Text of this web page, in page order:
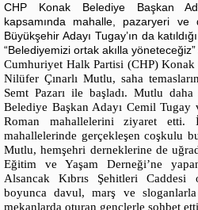
CHP Konak Belediye Başkan
kapsamında mahalle, pazaryeri ve
Büyükşehir Adayı Tugay’ın da
“Belediyemizi ortak akılla yöneteceğiz”
Cumhuriyet Halk Partisi (CHP)
Nilüfer Çınarlı Mutlu, saha
Semt Pazarı ile başladı. Mutlu
Belediye Başkan Adayı Cemil
Roman mahallelerini ziyaret etti.
mahallelerinde gerçekleşen coşkulu
Mutlu, hemşehri derneklerine de
Eğitim ve Yaşam Derneği’ne
Alsancak Kıbrıs Şehitleri
boyunca davul, marş ve
mekanlarda oturan gençlerle sohbet